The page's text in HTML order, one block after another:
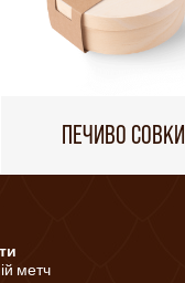
ПЕЧИВО СОВКИ
метч